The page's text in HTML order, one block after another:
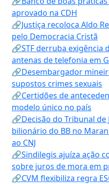
aprovado na CDH
🔗Justiça recoloca Aldo
pelo Democracia Cristã
🔗STF derruba exigência
antenas de telefonia em
🔗Desembargador
supostos crimes sexuais
🔗Certidões de
modelo único no país
🔗Decisão do Tribunal
bilionário do BB no
ao CNJ
🔗Sindilegis ajuíza ação
sobre juros de mora em
🔗CVM flexibiliza regra